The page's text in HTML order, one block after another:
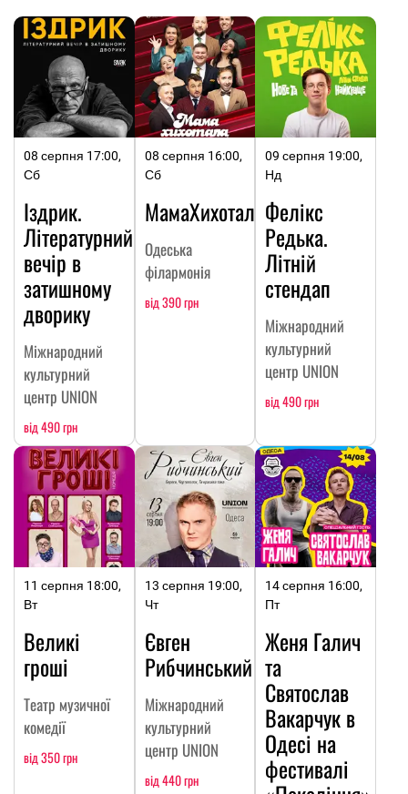
08 серпня 17:00,
Сб
Іздрик.
Літературний
вечір в
затишному
дворику
Міжнародний
культурний
центр UNION
від 490 грн
08 серпня 16:00,
Сб
МамаХихотала
Одеська
філармонія
від 390 грн
09 серпня 19:00,
Нд
Фелікс
Редька.
Літній
стендап
Міжнародний
культурний
центр UNION
від 490 грн
11 серпня 18:00,
Вт
Великі
гроші
Театр музичної
комедії
від 350 грн
13 серпня 19:00,
Чт
Євген
Рибчинський
Міжнародний
культурний
центр UNION
від 440 грн
14 серпня 16:00,
Пт
Женя Галич
та
Святослав
Вакарчук в
Одесі на
фестивалі